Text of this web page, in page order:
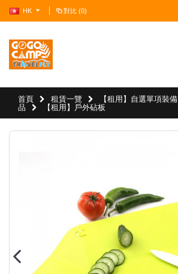
HK 對比 (0)
首頁 租賃一覽 【租用】自選單項裝備
品
【租用】戶外砧板